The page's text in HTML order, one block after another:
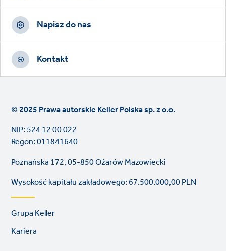
Napisz do nas
Kontakt
© 2025 Prawa autorskie Keller Polska sp. z o.o.
NIP: 524 12 00 022
Regon: 011841640
Poznańska 172, 05-850 Ożarów Mazowiecki
Wysokość kapitału zakładowego: 67.500.000,00 PLN
Footer
links
Grupa Keller
Kariera